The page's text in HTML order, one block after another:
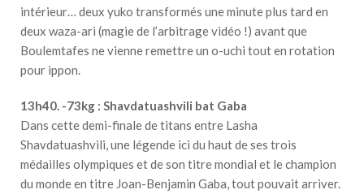
intérieur… deux yuko transformés une minute plus tard en
deux waza-ari (magie de l’arbitrage vidéo !) avant que
Boulemtafes ne vienne remettre un o-uchi tout en rotation
pour ippon.
13h40. -73kg : Shavdatuashvili bat Gaba
Dans cette demi-finale de titans entre Lasha
Shavdatuashvili, une légende ici du haut de ses trois
médailles olympiques et de son titre mondial et le champion
du monde en titre Joan-Benjamin Gaba, tout pouvait arriver.